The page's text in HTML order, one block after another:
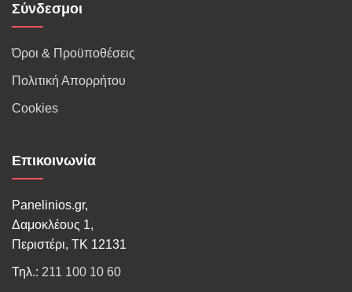
Σύνδεσμοι
Όροι & Προϋποθέσεις
Πολιτική Απορρήτου
Cookies
Επικοινωνία
Panelinios.gr,
Δαμοκλέους 1,
Περιστέρι, ΤΚ 12131
Τηλ.: 211 100 10 60